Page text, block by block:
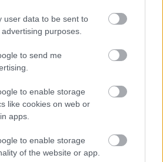
user data to be sent to
purposes.
to send me
to enable storage
like cookies on web or
apps.
to enable storage
of the website or app.
─ legyintett nevetve.
érdekes átigazolásokat tartogat
vagy visszavonul, a Hondánál vagy
marad? Amit tudok, az az, hogy
rendszerünkön. Abszolút
a jövőben lesz egy V4-esünk, de